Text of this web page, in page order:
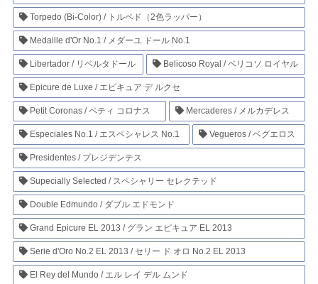
Torpedo (Bi-Color) / トルペド（2色ラッパー）
Medaille d'Or No.1 / メダーユ ドール No.1
Libertador / リベルタドール Belicoso Royal / ベリコソ ロイヤル
Epicure de Luxe / エピキュア デ ルクセ
Petit Coronas / ペティ コロナス Mercaderes / メルカデレス
Especiales No.1 / エスペシャレス No.1 Vegueros / ベグエロス
Presidentes / プレジデンテス
Supecially Selected / スペシャリー セレクテッド
Double Edmundo / ダブル エドモンド
Grand Epicure EL 2013 / グラン エピキュア EL 2013
Serie d'Oro No.2 EL 2013 / セリー ド オロ No.2 EL 2013
El Rey del Mundo / エル レイ デル ムンド